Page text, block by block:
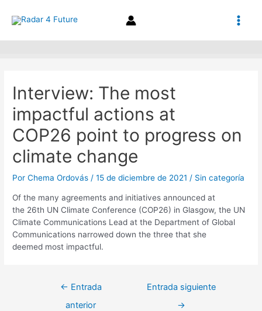
Interview: The most
impactful actions at
COP26 point to progress on
climate change
PorChema Ordovás /15 de diciembre de 2021 / Sin categoría
Of the many agreements and initiatives announced at
the 26th UN Climate Conference (COP26) in Glasgow, the UN
Climate Communications Lead at the Department of Global
Communications narrowed down the three that she
deemed most impactful.
de
← Entrada
anterior
Entrada siguiente
→